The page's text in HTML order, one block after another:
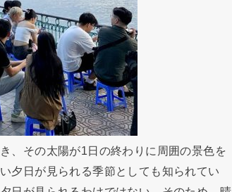
、その太陽が1日の終わりに周囲の景色を
夕日が見られる季節としても知られてい